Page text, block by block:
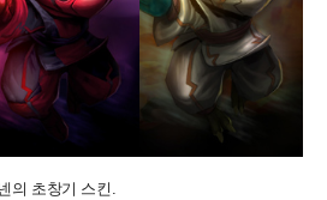
의 초창기 스킨.